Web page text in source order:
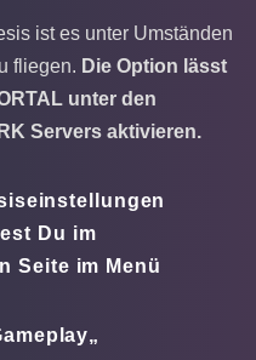
ist es unter Umständen
fliegen. Die Option lässt
unter den
Servers aktivieren.
Du im
Seite im Menü
„